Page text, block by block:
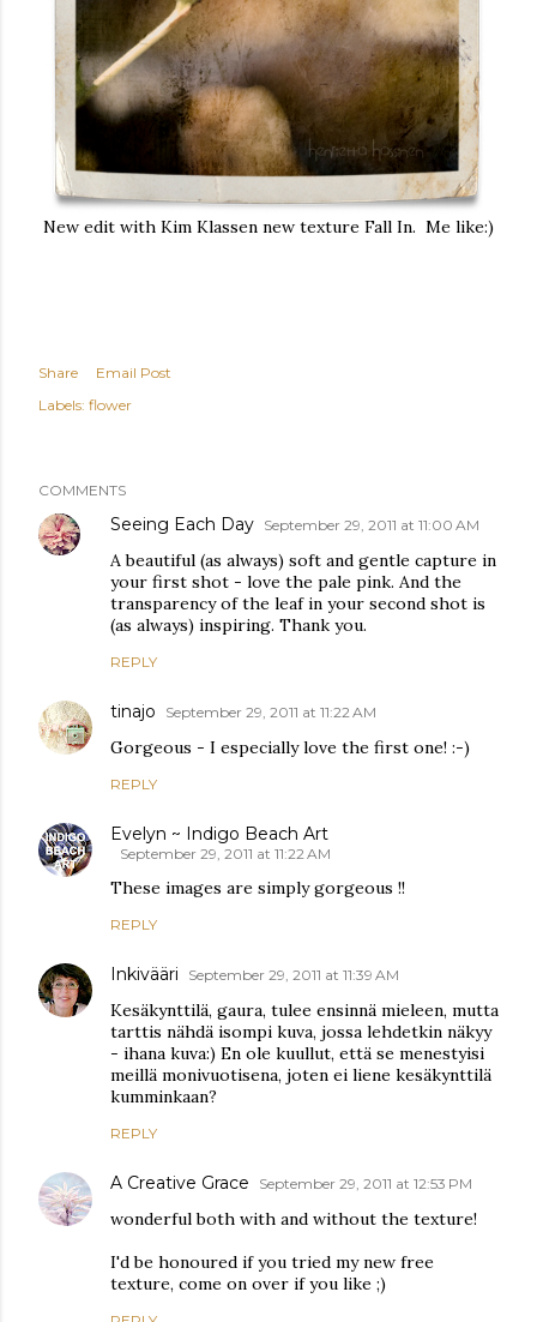
New edit with Kim Klassen new texture Fall In. Me like:)
Share
Email Post
Labels: flower
COMMENTS
Seeing Each Day September 29, 2011 at 11:00 AM
A beautiful (as always) soft and gentle capture in
your first shot - love the pale pink. And the
transparency of the leaf in your second shot is
(as always) inspiring. Thank you.
REPLY
tinajo September 29, 2011 at 11:22 AM
Gorgeous - I especially love the first one! :-)
REPLY
Evelyn ~ Indigo Beach Art
September 29, 2011 at 11:22 AM
These images are simply gorgeous !!
REPLY
Inkivääri September 29, 2011 at 11:39 AM
Kesäkynttilä, gaura, tulee ensinnä mieleen, mutta
tarttis nähdä isompi kuva, jossa lehdetkin näkyy
- ihana kuva:) En ole kuullut, että se menestyisi
meillä monivuotisena, joten ei liene kesäkynttilä
kumminkaan?
REPLY
A Creative Grace September 29, 2011 at 12:53 PM
wonderful both with and without the texture!
I'd be honoured if you tried my new free
texture, come on over if you like ;)